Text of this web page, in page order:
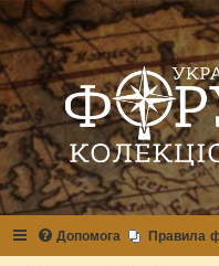
Допомога Правила